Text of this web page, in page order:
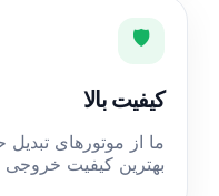
🛡️
کیفیت بالا
ما از موتورهای
بهترین کیفیت خروجی